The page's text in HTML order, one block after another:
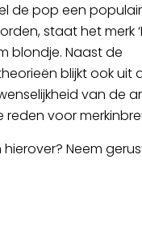
de pop een
staat het merk
blondje. Naast de
blijkt ook uit
van de
reden voor
hierover? Neem